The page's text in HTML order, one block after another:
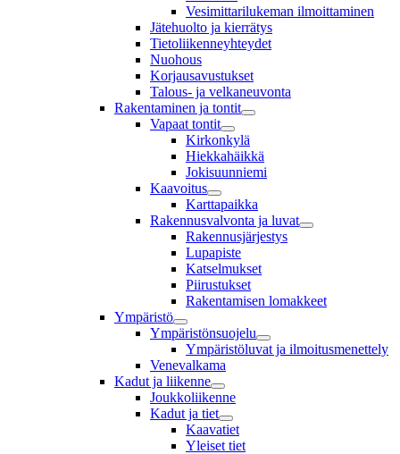
Vesimittarilukeman ilmoittaminen
Jätehuolto ja kierrätys
Tietoliikenneyhteydet
Nuohous
Korjausavustukset
Talous- ja velkaneuvonta
Rakentaminen ja tontit
Vapaat tontit
Kirkonkylä
Hiekkahäikkä
Jokisuunniemi
Kaavoitus
Karttapaikka
Rakennusvalvonta ja luvat
Rakennusjärjestys
Lupapiste
Katselmukset
Piirustukset
Rakentamisen lomakkeet
Ympäristö
Ympäristönsuojelu
Ympäristöluvat ja ilmoitusmenettely
Venevalkama
Kadut ja liikenne
Joukkoliikenne
Kadut ja tiet
Kaavatiet
Yleiset tiet